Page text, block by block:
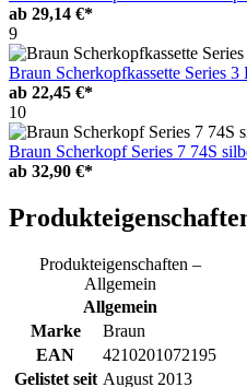
ab 29,14 €*
9
Braun Scherkopfkassette Series
ab 22,45 €*
10
Braun Scherkopf Series 7 74S
ab 32,90 €*
Produkteigenschaften –
Allgemein
Allgemein
Marke
Braun
EAN
4210201072195
Gelistet seit August 2013